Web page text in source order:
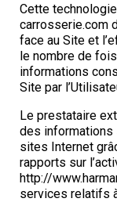
Cette
carrosserie.com
face au Site et
le nombre de
informations
Site par
Le prestataire
des informations
sites Internet
rapports sur
http://
services relatifs